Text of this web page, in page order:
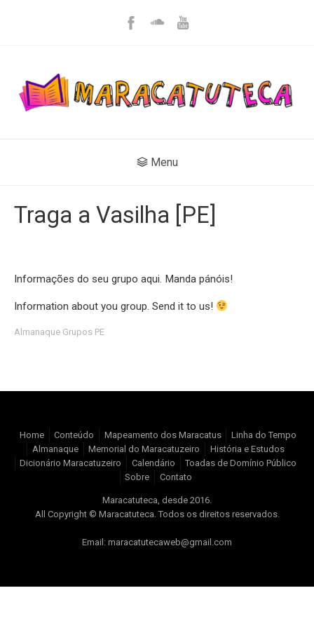
Menu
Traga a Vasilha [PE]
Informações do seu grupo aqui. Manda pánóis!
Information about you group. Send it to us!
Almanaque Grupos PE
Home Conteúdo Mapeamento dos Maracatus
Linha do Tempo
Almanaque
Memorial do Maracatuzeiro
História e Estudos
Dicionário Maracatuzeiro
Calendário
Toadas de Domínio Público
Sobre
Contato
Maracatuteca, desde 2016.
All Copyright © Maracatuteca. Todos os direitos reservados.
Email: maracatutecaweb@gmail.com